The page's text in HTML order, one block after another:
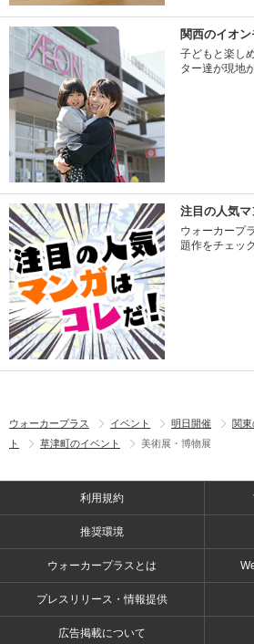
関西のイオン
子どもと楽し
ター達が現地
注目の人気マ
ウォーカープ
題作をチェッ
ウォーカープラス イベント 明日開催 関東
ト
草津町のイベント 美術展・博物展
利用規約
推奨環境
ウォーカープラスとは
プレスリリース・情報提供
広告掲載について